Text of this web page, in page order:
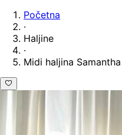
Početna
·
Haljine
·
Midi haljina